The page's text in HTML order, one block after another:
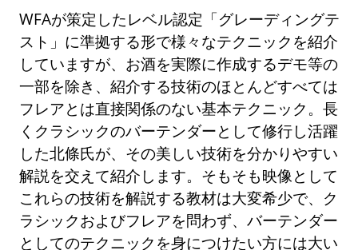
WFAが策定したレベル認定「グレーディングテ
スト」に準拠する形で様々なテクニックを紹介
していますが、お酒を実際に作成するデモ等の
一部を除き、紹介する技術のほとんどすべては
フレアとは直接関係のない基本テクニック。長
くクラシックのバーテンダーとして修行し活躍
した北條氏が、その美しい技術を分かりやすい
解説を交えて紹介します。そもそも映像として
これらの技術を解説する教材は大変希少で、ク
ラシックおよびフレアを問わず、バーテンダー
としてのテクニックを身につけたい方には大い